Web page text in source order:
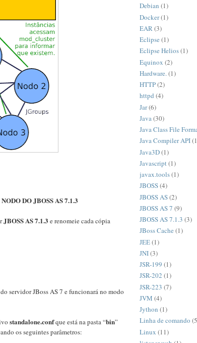
DO JBOSS AS 7.1.3
JBOSS AS 7.1.3 e renomeie cada cópia
servidor JBoss AS 7 e funcionará no modo
standalone.confque está na pasta “bin”
os seguintes parâmetros:
Debian (1)
Docker(1)
EAR(3)
Eclipse (1)
Eclipse Helios(1)
Equinox (2)
Hardware.(1)
HTTP(2)
httpd (4)
Jar(6)
Java(30)
Java Class File
Java Compiler API
Java3D(1)
Javascript(1)
javax.tools(1)
JBOSS(4)
JBOSS AS(2)
JBOSS AS 7 (9)
JBOSS AS 7.1.3 (3)
JBoss Cache (1)
JEE(1)
JNI(3)
JSR-199 (1)
JSR-202 (1)
JSR-223 (7)
JVM (4)
Jython (1)
Linha de comando
Linux (11)